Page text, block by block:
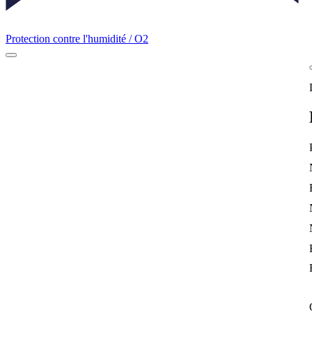
Protection contre l'humidité / O2